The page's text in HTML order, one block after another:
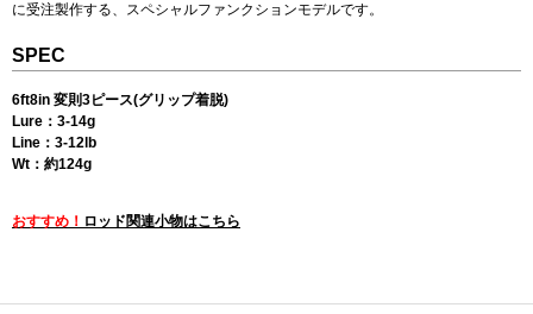
に受注製作する、スペシャルファンクションモデルです。
SPEC
6ft8in 変則3ピース(グリップ着脱)
Lure：3-14g
Line：3-12lb
Wt：約124g
おすすめ！ ロッド関連小物はこちら